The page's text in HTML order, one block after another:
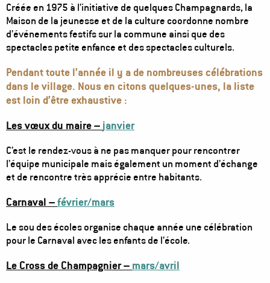
Créée en 1975 à l’initiative de quelques Champagnards, la
Maison de la jeunesse et de la culture coordonne nombre
d’événements festifs sur la commune ainsi que des
spectacles petite enfance et des spectacles culturels.
Pendant toute l’année il y a de nombreuses célébrations
dans le village. Nous en citons quelques-unes, la liste
est loin d’être exhaustive :
Les vœux du maire – janvier
C’est le rendez-vous à ne pas manquer pour rencontrer
l’équipe municipale mais également un moment d’échange
et de rencontre très apprécie entre habitants.
Carnaval –février/mars
Le sou des écoles organise chaque année une célébration
pour le Carnaval avec les enfants de l’école.
Le Cross de Champagnier – mars/avril